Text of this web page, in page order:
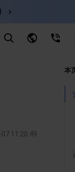
云直播
体中文-ZH
11:20:49
本